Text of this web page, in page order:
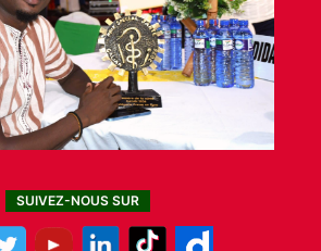
SUIVEZ-NOUS SUR